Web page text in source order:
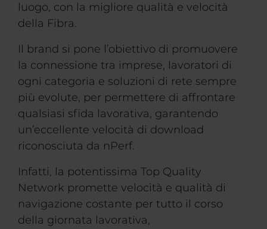
luogo, con la migliore qualità e velocità
della Fibra.
Il brand si pone l’obiettivo di promuovere
la connessione tra imprese, lavoratori di
ogni categoria e soluzioni di rete sempre
più evolute, per permettere di affrontare
qualsiasi sfida lavorativa, garantendo
un’eccellente velocità di download
riconosciuta da nPerf.
Infatti, la potentissima Top Quality
Network promette velocità e qualità di
navigazione costante per tutto il corso
della giornata lavorativa,